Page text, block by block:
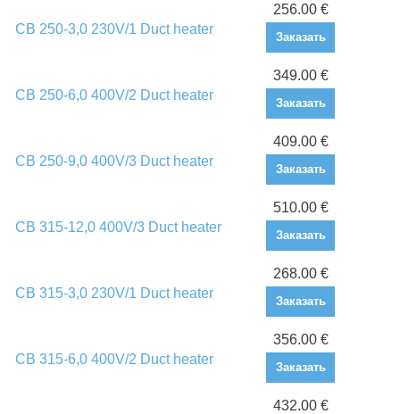
CB 250-3,0 230V/1 Duct heater
256.00 €
Заказать
CB 250-6,0 400V/2 Duct heater
349.00 €
Заказать
CB 250-9,0 400V/3 Duct heater
409.00 €
Заказать
CB 315-12,0 400V/3 Duct heater
510.00 €
Заказать
CB 315-3,0 230V/1 Duct heater
268.00 €
Заказать
CB 315-6,0 400V/2 Duct heater
356.00 €
Заказать
432.00 €